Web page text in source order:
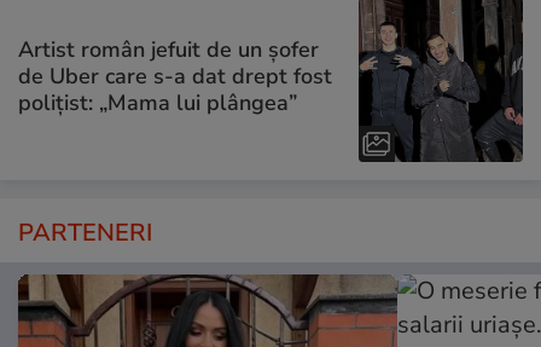
Artist român jefuit de un șofer
de Uber care s-a dat drept fost
polițist: „Mama lui plângea”
PARTENERI